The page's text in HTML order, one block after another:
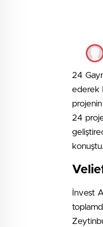
24
ederek
projenin
24
konuştu.
İnvest